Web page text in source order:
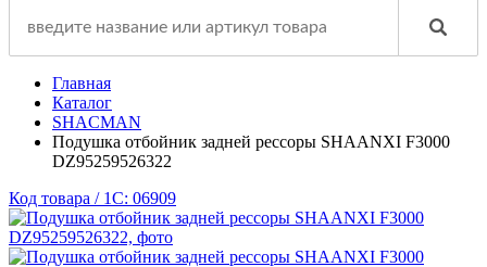
Главная
Каталог
SHACMAN
Подушка отбойник задней рессоры SHAANXI F3000
DZ95259526322
Код товара / 1C: 06909